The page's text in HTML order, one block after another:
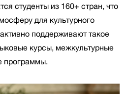
студенты из 160+ стран, что
для культурного
поддерживают такое
курсы, межкультурные
программы.